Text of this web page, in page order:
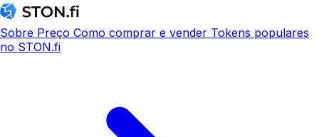
Sobre Preço Como comprar e vender Tokens populares
no STON.fi